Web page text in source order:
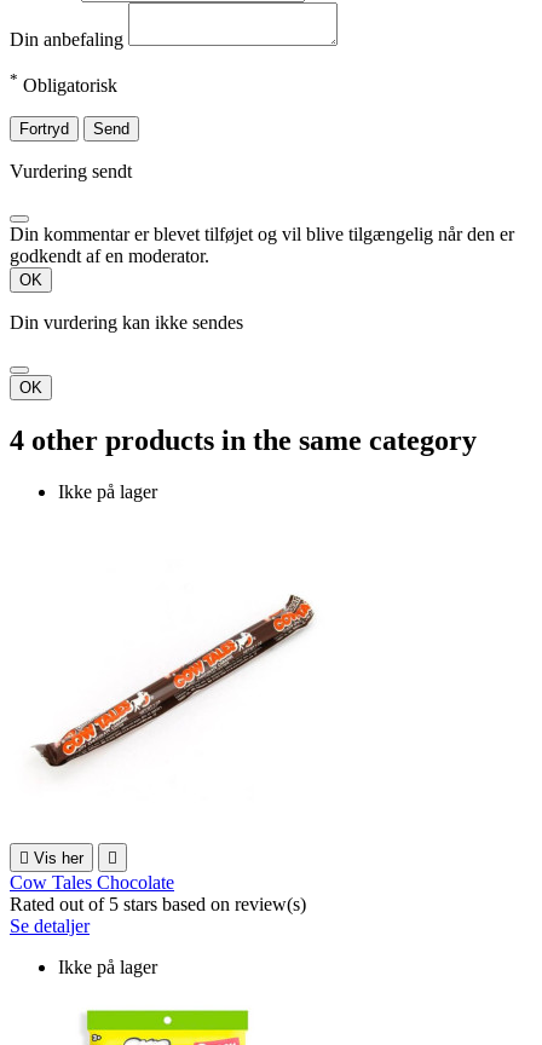
Din anbefaling
* Obligatorisk
Fortryd Send
Vurdering sendt
Din kommentar er blevet tilføjet og vil blive tilgængelig når den er
godkendt af en moderator.
OK
Din vurdering kan ikke sendes
OK
4 other products in the same category
Ikke på lager
 Vis her 
Cow Tales Chocolate
Rated out of 5 stars based on review(s)
Se detaljer
Ikke på lager